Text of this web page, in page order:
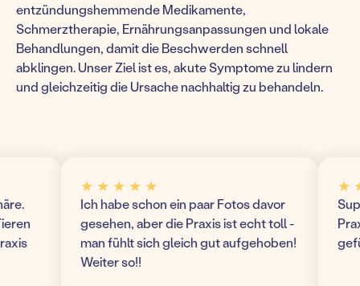
entzündungshemmende Medikamente,
Schmerztherapie, Ernährungsanpassungen und lokale
Behandlungen, damit die Beschwerden schnell
abklingen. Unser Ziel ist es, akute Symptome zu lindern
und gleichzeitig die Ursache nachhaltig zu behandeln.
★ ★ ★ ★ ★
Ich habe schon ein paar Fotos davor
gesehen, aber die Praxis ist echt toll -
man fühlt sich gleich gut aufgehoben!
Weiter so!!
★ ★